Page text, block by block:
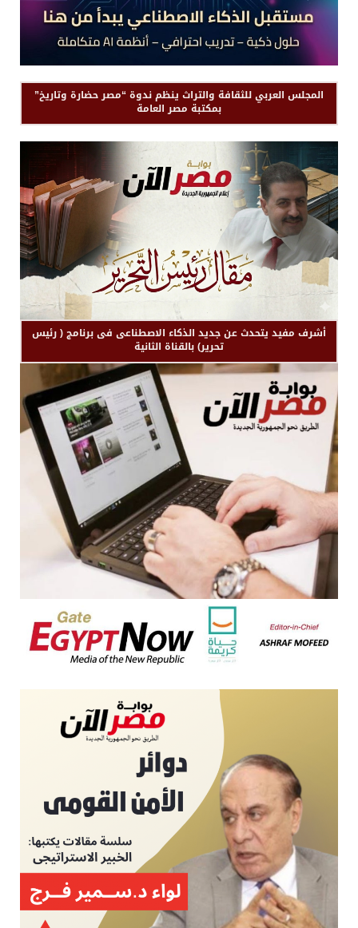
المجلس العربي للثقافة والتراث ينظم ندوة “مصر حضارة وتاريخ”
بمكتبة مصر العامة
أشرف مفيد يتحدث عن جديد الذكاء الاصطناعى فى برنامج ( رئيس
تحرير) بالقناة الثانية